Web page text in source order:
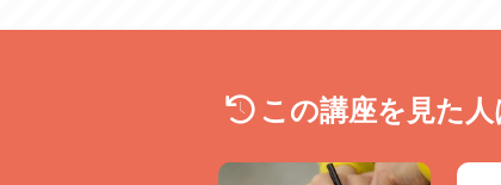
この講座を見た